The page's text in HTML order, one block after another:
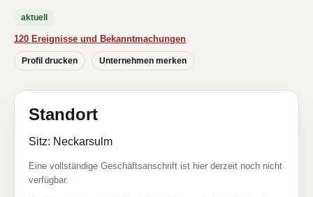
aktuell
120 Ereignisse und Bekanntmachungen
Profil drucken Unternehmen merken
Standort
Sitz: Neckarsulm
Eine vollständige Geschäftsanschrift ist hier derzeit noch nicht
verfügbar.